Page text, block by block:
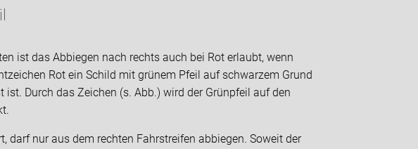
ist das Abbiegen nach rechts auch bei Rot erlaubt, wenn
Rot ein Schild mit grünem Pfeil auf schwarzem Grund
ist. Durch das Zeichen (s. Abb.) wird der Grünpfeil auf den
darf nur aus dem rechten Fahrstreifen abbiegen. Soweit der